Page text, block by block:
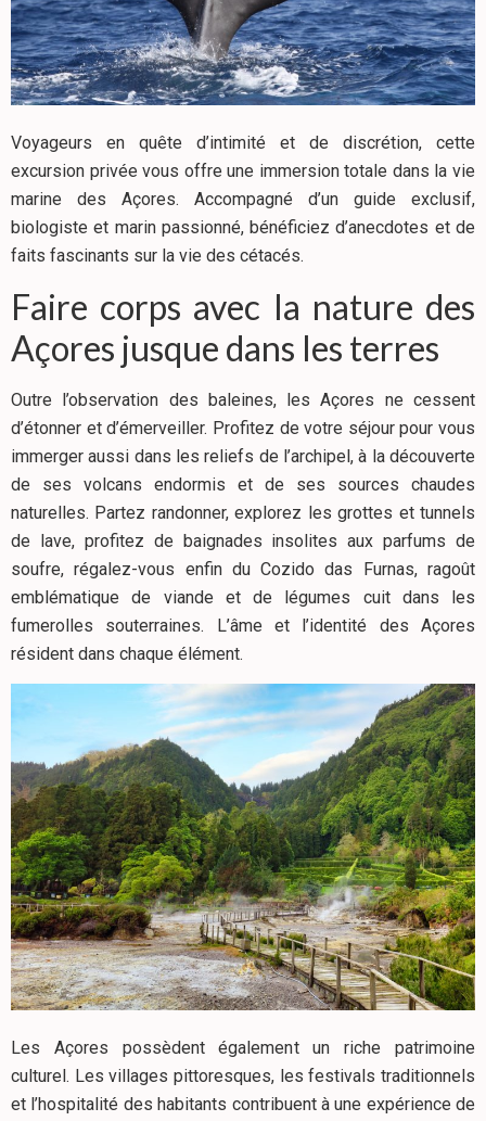
Voyageurs en quête d’intimité et de discrétion, cette
excursion privée vous offre une immersion totale dans la vie
marine des Açores. Accompagné d’un guide exclusif,
biologiste et marin passionné, bénéficiez d’anecdotes et de
faits fascinants sur la vie des cétacés.
Faire corps avec la nature des
Açores jusque dans les terres
Outre l’observation des baleines, les Açores ne cessent
d’étonner et d’émerveiller. Profitez de votre séjour pour vous
immerger aussi dans les reliefs de l’archipel, à la découverte
de ses volcans endormis et de ses sources chaudes
naturelles. Partez randonner, explorez les grottes et tunnels
de lave, profitez de baignades insolites aux parfums de
soufre, régalez-vous enfin du Cozido das Furnas, ragoût
emblématique de viande et de légumes cuit dans les
fumerolles souterraines. L’âme et l’identité des Açores
résident dans chaque élément.
Les Açores possèdent également un riche patrimoine
culturel. Les villages pittoresques, les festivals traditionnels
et l’hospitalité des habitants contribuent à une expérience de